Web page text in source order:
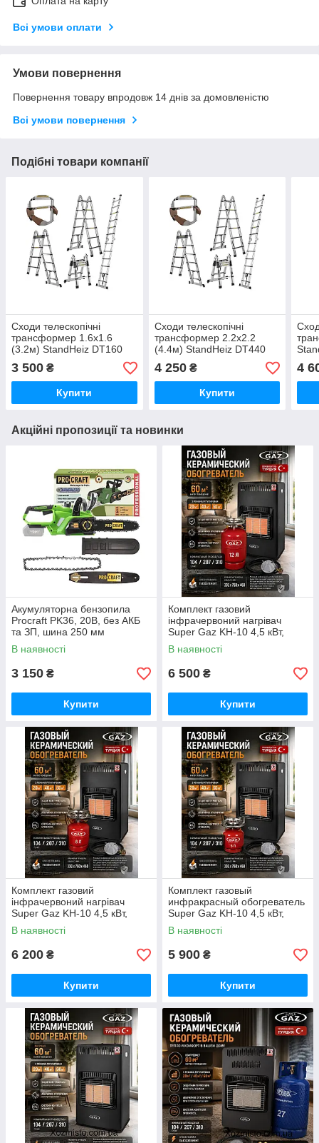
Всі умови оплати
Умови повернення
Повернення товару впродовж 14 днів за домовленістю
Всі умови повернення
Подібні товари компанії
Сходи телескопічні
трансформер 1.6х1.6
(3.2м) StandHeiz DT160
Poland, алюміній, до 180
кг
3 500 ₴
Купити
Сходи телескопічні
трансформер 2.2х2.2
(4.4м) StandHeiz DT440
Poland, алюміній, до 180
кг
4 250₴
Купити
4
Акційні пропозиції та новинки
Акумуляторна бензопила
Procraft PK36, 20В, без АКБ
та ЗП, шина 250 мм
Німеччина
В наявності
3 150 ₴
Купити
Комплект газовий
інфрачервоний нагрівач
Super Gaz KH-10 4,5 кВт,
балон 12 л + редуктор +
шланг Туреччина
В наявності
6 500 ₴
Купити
Комплект газовий
інфрачервоний нагрівач
Super Gaz KH-10 4,5 кВт,
балон 8 л + редуктор + шланг
+ конфорка на балон
Туреччина
В наявності
6 200 ₴
Купити
Комплект газовый
инфракрасный обогреватель
Super Gaz KH-10 4,5 кВт,
баллон 5 л + редуктор +
шланг + конфорка на баллон
Туреччина
В наявності
5 900 ₴
Купити